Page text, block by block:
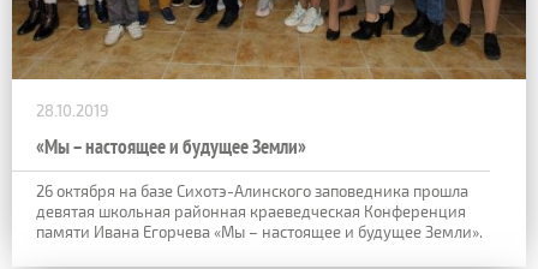
28.10.2019
«Мы – настоящее и будущее Земли»
26 октября на базе Сихотэ-Алинского заповедника прошла
девятая школьная районная краеведческая Конференция
памяти Ивана Егорчева «Мы – настоящее и будущее Земли».